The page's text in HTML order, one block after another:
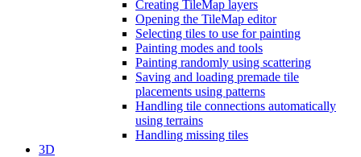
Creating TileMap layers
Opening the TileMap editor
Selecting tiles to use for painting
Painting modes and tools
Painting randomly using scattering
Saving and loading premade tile
placements using patterns
Handling tile connections automatically
using terrains
Handling missing tiles
3D